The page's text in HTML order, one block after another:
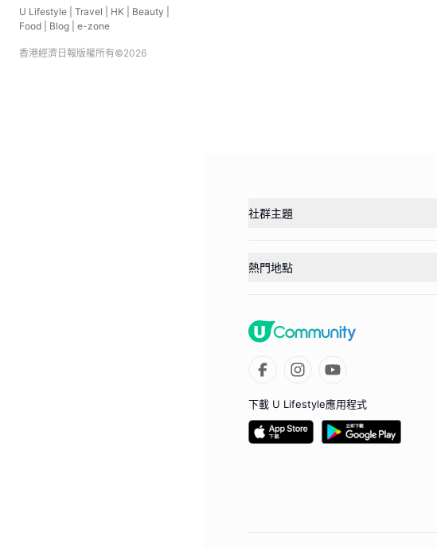
U Lifestyle Travel HK Beauty
Food
Blog e-zone
香港經濟日報版權所有©2026
社群主題
熱門地點
下載 U Lifestyle應用程式